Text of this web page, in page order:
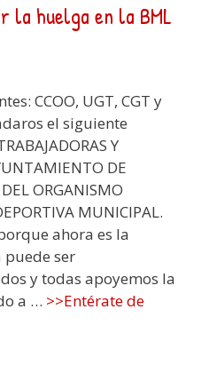
la huelga en la BML
CCOO, UGT, CGT y
el siguiente
Y
DE
ORGANISMO
MUNICIPAL.
ahora es la
ser
y todas apoyemos la
a … >>Entérate de